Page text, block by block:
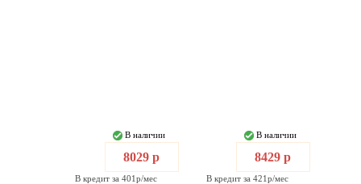
В наличии
8029 р
В кредит за 401р/мес
В наличии
8429 р
В кредит за 421р/мес